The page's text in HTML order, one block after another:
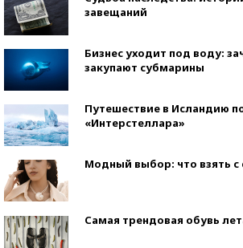
завещаний
Бизнес уходит под воду:
закупают субмарины
Путешествие в Исландию
«Интерстеллара»
Модный выбор: что взять с
Самая трендовая обувь